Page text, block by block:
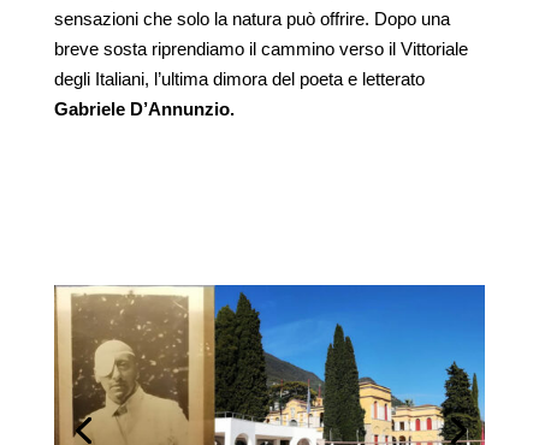
sensazioni che solo la natura può offrire. Dopo una
breve sosta riprendiamo il cammino verso il Vittoriale
degli Italiani, l’ultima dimora del poeta e letterato
Gabriele D’Annunzio.